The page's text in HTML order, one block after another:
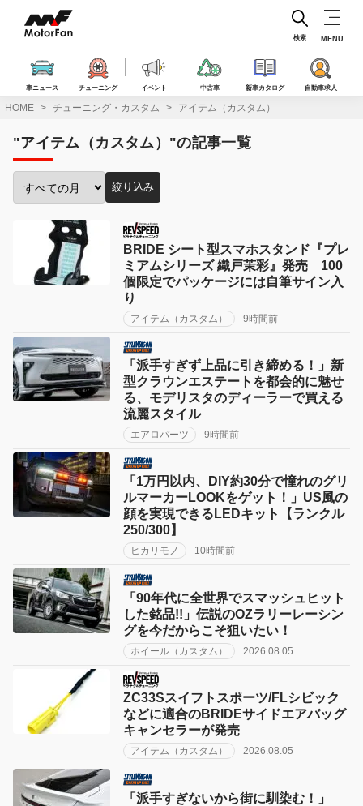
ス
車ニュース チューニング イベント 中古車 新車カタログ 自動車求人
検索 MENU
HOME チューニング・カスタム アイテム（カスタム）
"アイテム（カスタム）"の記事一覧
絞り込み
BRIDE シート型スマホスタンド『プレ
ミアムシリーズ 織戸茉彩』発売 100
個限定でパッケージには自筆サイン入
り
アイテム（カスタム） 9時間前
「派手すぎず上品に引き締める！」新
型クラウンエステートを都会的に魅せ
る、モデリスタのディーラーで買える
流麗スタイル
エアロパーツ 9時間前
「1万円以内、DIY約30分で憧れのグリ
ルマーカーLOOKをゲット！」US風の
顔を実現できるLEDキット【ランクル
250/300】
ヒカリモノ 10時間前
「90年代に全世界でスマッシュヒット
した銘品!!」伝説のOZラリーレーシン
グを今だからこそ狙いたい！
ホイール（カスタム） 2026.08.05
ZC33Sスイフトスポーツ/FLシビック
などに適合のBRIDEサイドエアバッグ
キャンセラーが発売
アイテム（カスタム） 2026.08.05
「派手すぎないから街に馴染む！」